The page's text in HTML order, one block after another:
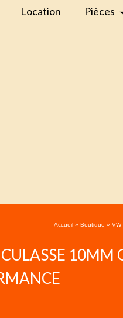
Location Pièces
Accueil » Boutique » VW
10MM